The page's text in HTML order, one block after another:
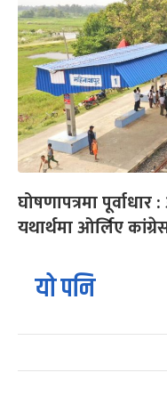
घोषणापत्रमा
यथार्थमा ओर्लिए
यो पनि